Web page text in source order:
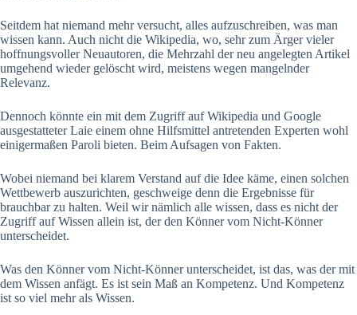
Seitdem hat niemand mehr versucht, alles aufzuschreiben, was man
wissen kann. Auch nicht die Wikipedia, wo, sehr zum Ärger vieler
hoffnungsvoller Neuautoren, die Mehrzahl der neu angelegten Artikel
umgehend wieder gelöscht wird, meistens wegen mangelnder
Relevanz.
Dennoch könnte ein mit dem Zugriff auf Wikipedia und Google
ausgestatteter Laie einem ohne Hilfsmittel antretenden Experten wohl
einigermaßen Paroli bieten. Beim Aufsagen von Fakten.
Wobei niemand bei klarem Verstand auf die Idee käme, einen solchen
Wettbewerb auszurichten, geschweige denn die Ergebnisse für
brauchbar zu halten. Weil wir nämlich alle wissen, dass es nicht der
Zugriff auf Wissen allein ist, der den Könner vom Nicht-Könner
unterscheidet.
Was den Könner vom Nicht-Könner unterscheidet, ist das, was der mit
dem Wissen anfägt. Es ist sein Maß an Kompetenz. Und Kompetenz
ist so viel mehr als Wissen.